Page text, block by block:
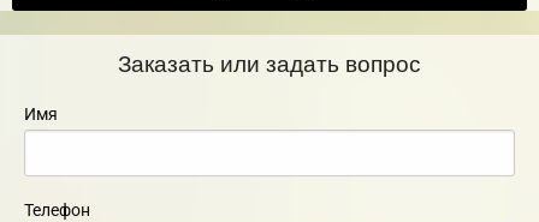
Заказать или задать вопрос
Имя
Телефон